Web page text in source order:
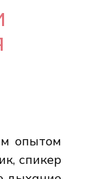
опытом
спикер